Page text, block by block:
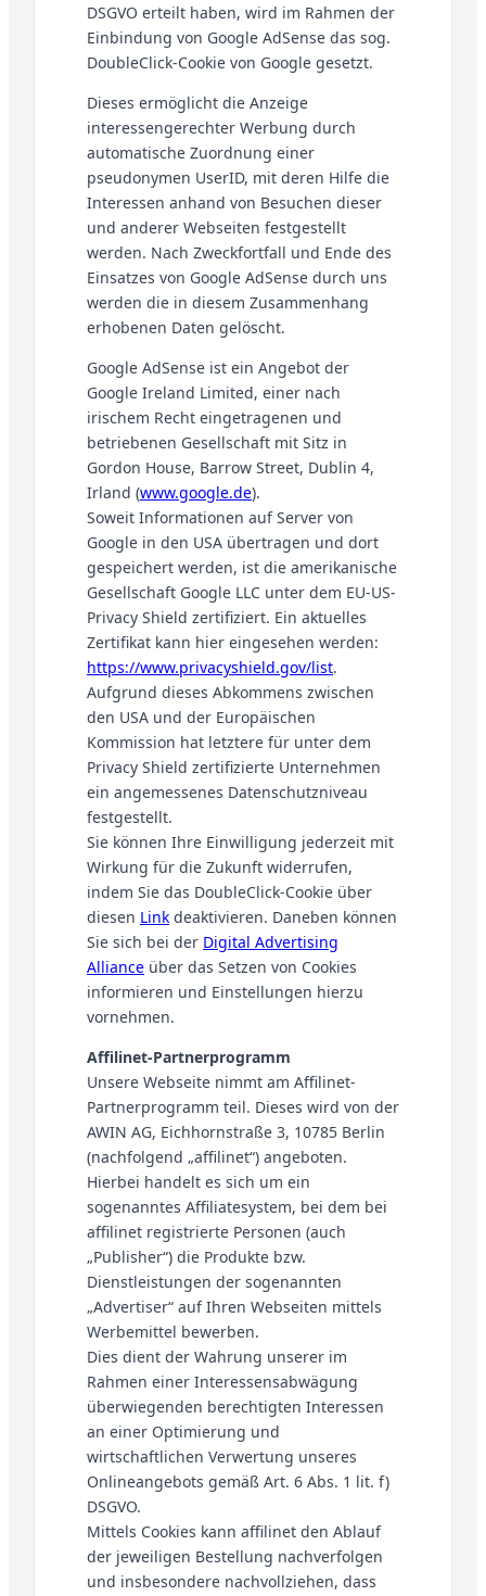
DSGVO erteilt haben, wird im Rahmen der
Einbindung von Google AdSense das sog.
DoubleClick-Cookie von Google gesetzt.
Dieses ermöglicht die Anzeige
interessengerechter Werbung durch
automatische Zuordnung einer
pseudonymen UserID, mit deren Hilfe die
Interessen anhand von Besuchen dieser
und anderer Webseiten festgestellt
werden. Nach Zweckfortfall und Ende des
Einsatzes von Google AdSense durch uns
werden die in diesem Zusammenhang
erhobenen Daten gelöscht.
Google AdSense ist ein Angebot der
Google Ireland Limited, einer nach
irischem Recht eingetragenen und
betriebenen Gesellschaft mit Sitz in
Gordon House, Barrow Street, Dublin 4,
Irland (www.google.de).
Soweit Informationen auf Server von
Google in den USA übertragen und dort
gespeichert werden, ist die amerikanische
Gesellschaft Google LLC unter dem EU-US-
Privacy Shield zertifiziert. Ein aktuelles
Zertifikat kann hier eingesehen werden:
https://www.privacyshield.gov/list.
Aufgrund dieses Abkommens zwischen
den USA und der Europäischen
Kommission hat letztere für unter dem
Privacy Shield zertifizierte Unternehmen
ein angemessenes Datenschutzniveau
festgestellt.
Sie können Ihre Einwilligung jederzeit mit
Wirkung für die Zukunft widerrufen,
indem Sie das DoubleClick-Cookie über
diesen Link deaktivieren. Daneben können
Sie sich bei der Digital Advertising
Alliance über das Setzen von Cookies
informieren und Einstellungen hierzu
vornehmen.
Affilinet-Partnerprogramm
Unsere Webseite nimmt am Affilinet-
Partnerprogramm teil. Dieses wird von der
AWIN AG, Eichhornstraße 3, 10785 Berlin
(nachfolgend „affilinet“) angeboten.
Hierbei handelt es sich um ein
sogenanntes Affiliatesystem, bei dem bei
affilinet registrierte Personen (auch
„Publisher“) die Produkte bzw.
Dienstleistungen der sogenannten
„Advertiser“ auf Ihren Webseiten mittels
Werbemittel bewerben.
Dies dient der Wahrung unserer im
Rahmen einer Interessensabwägung
überwiegenden berechtigten Interessen
an einer Optimierung und
wirtschaftlichen Verwertung unseres
Onlineangebots gemäß Art. 6 Abs. 1 lit. f)
DSGVO.
Mittels Cookies kann affilinet den Ablauf
der jeweiligen Bestellung nachverfolgen
und insbesondere nachvollziehen, dass